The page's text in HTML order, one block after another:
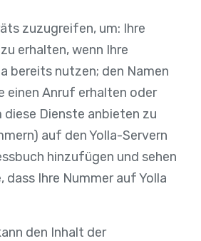
zuzugreifen, um: Ihre
erhalten, wenn Ihre
bereits nutzen; den Namen
einen Anruf erhalten oder
Dienste anbieten zu
auf den Yolla-Servern
hinzufügen und sehen
Ihre Nummer auf Yolla
den Inhalt der